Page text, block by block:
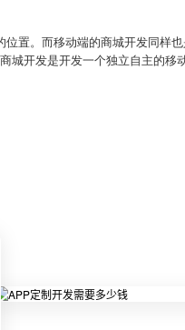
置。而移动端的商城开发同样
城开发是开发一个独立自主的移